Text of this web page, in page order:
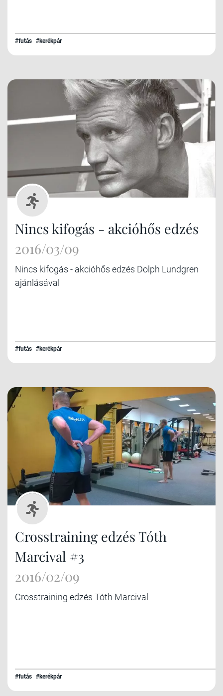
#futás #kerékpár
Nincs kifogás - akcióhős edzés
2016/03/09
Nincs kifogás - akcióhős edzés Dolph Lundgren
ajánlásával
#futás #kerékpár
Crosstraining edzés Tóth
Marcival #3
2016/02/09
Crosstraining edzés Tóth Marcival
#futás #kerékpár